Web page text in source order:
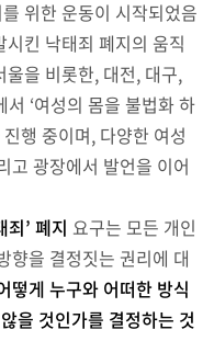
위한 운동이 시작되었음
킨 낙태죄 폐지의 움직
을 비롯한, 대전, 대구,
‘여성의 몸을 불법화 하
진행 중이며, 다양한 여성
고 광장에서 발언을 이어
죄’ 폐지 요구는 모든 개인
향을 결정짓는 권리에 대
떻게 누구와 어떠한 방식
을 것인가를 결정하는 것